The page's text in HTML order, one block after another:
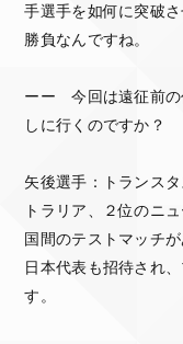
手選手を如何に突破
勝負なんですね。
ーー 今回は遠征前の
しに行くのですか？
矢後選手：トランス
トラリア、２位のニ
国間のテストマッチ
日本代表も招待され
す。